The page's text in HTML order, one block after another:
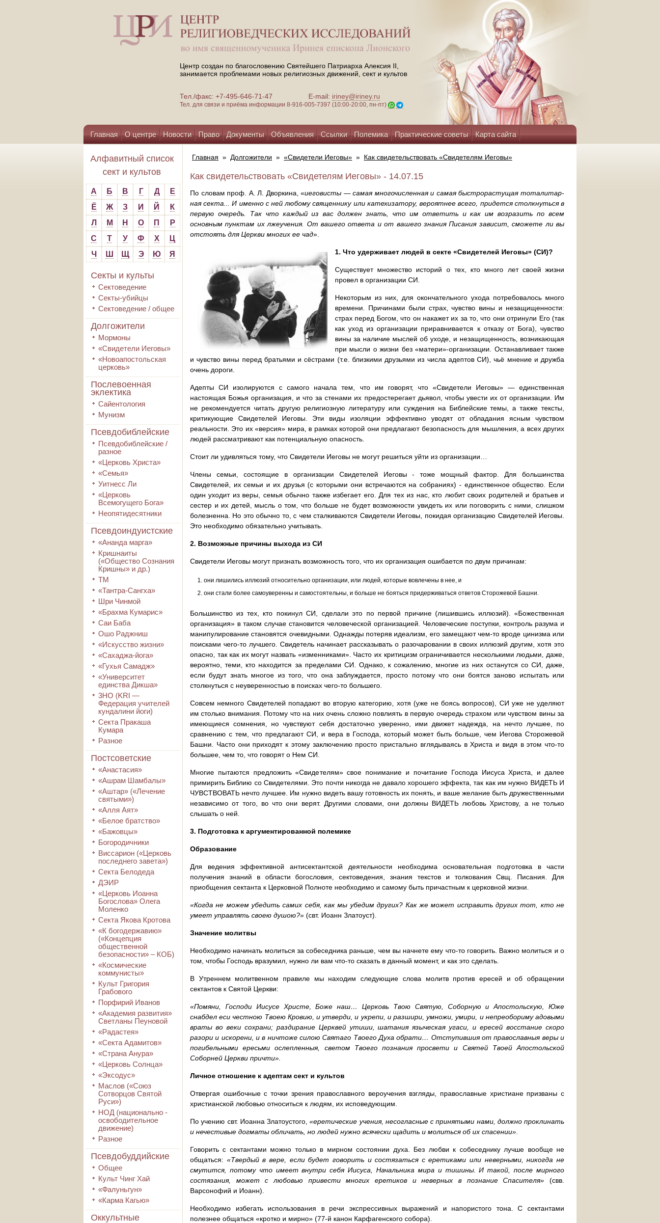
Центр создан по благословению Святейшего Патриарха Алексия II,
занимается проблемами новых религиозных движений, сект и культов
Тел./факс: +7-495-646-71-47 E-mail: iriney@iriney.ru
Тел. для связи и приёма информации 8-916-005-7397 (10:00-20:00, пн-пт)
Главная О центре Новости Право Документы Объявления Ссылки Полемика Практические советы Карта сайта
Помощь центру
Алфавитный список
сект и культов
А Б В Г Д
Е
Ё
Ж З И Й
К
Л
М Н О П
Р
С
Т У Ф Х
Ц
Ч
Ш Щ Э Ю Я
Секты и культы
Сектоведение
Секты-убийцы
Сектоведение / общее
Долгожители
Мормоны
«Свидетели Иеговы»
«Новоапостольская
церковь»
Послевоенная
эклектика
Сайентология
Мунизм
Псевдобиблейские
Псевдобиблейские /
разное
«Церковь Христа»
«Семья»
Уитнесс Ли
«Церковь
Всемогущего Бога»
Неопятидесятники
Псевдоиндуистские
«Ананда марга»
Кришнаиты
(«Общество Сознания
Кришны» и др.)
ТМ
«Тантра-Сангха»
Шри Чинмой
«Брахма Кумарис»
Саи Баба
Ошо Раджниш
«Искусство жизни»
«Сахаджа-йога»
«Гухья Самадж»
«Университет
единства Дикша»
3HO (KRI ―
Федерация учителей
кундалини йоги)
Секта Пракаша
Кумара
Разное
Постсоветские
«Анастасия»
«Ашрам Шамбалы»
«Аштар» («Лечение
святыми»)
«Алля Аят»
«Белое братство»
«Бажовцы»
Богородичники
Виссарион («Церковь
последнего завета»)
Секта Белодеда
ДЭИР
«Церковь Иоанна
Богослова» Олега
Моленко
Секта Якова Кротова
«К богодержавию»
(«Концепция
общественной
безопасности» – КОБ)
«Космические
коммунисты»
Культ Григория
Грабового
Порфирий Иванов
«Академия развития»
Светланы Пеуновой
«Радастея»
«Секта Адамитов»
«Страна Анура»
«Церковь Солнца»
«Эксодус»
Маслов («Союз
Сотворцов Святой
Руси»)
НОД (национально -
освободительное
движение)
Разное
Псевдобуддийские
Общее
Культ Чинг Хай
«Фалуньгун»
«Карма Кагью»
Оккультные
Главная » Долгожители » «Свидетели Иеговы» » Как свидетельствовать «Свидетелям Иеговы»
Как свидетельствовать «Свидетелям Иеговы» - 14.07.15
По словам проф. А. Л. Дворкина, «иеговисты — самая многочисленная и самая быстрорастущая тоталитар­
ная секта... И именно с ней любому священнику или катехизатору, вероят­нее всего, придется столкнуться в
первую очередь. Так что каждый из вас должен знать, что им ответить и как им возра­зить по всем
основным пунктам их лжеучения. От вашего от­вета и от вашего знания Писания зависит, сможете ли вы
от­стоять для Церкви многих ее чад».
1. Что удерживает людей в секте «Свидетелей Иеговы» (СИ)?
Существует множество историй о тех, кто много лет своей жизни
провел в организации СИ.
Некоторым из них, для окончательного ухода потребовалось много
времени. Причинами были страх, чувство вины и незащищенности:
страх перед Богом, что он накажет их за то, что они отринули Его (так
как уход из организации приравнивается к отказу от Бога), чувство
вины за наличие мыслей об уходе, и незащищенность, возникающая
при мысли о жизни без «матери»-организации. Останавливает также
и чувство вины перед братьями и сёстрами (т.е. близкими друзьями из числа адептов СИ), чьё мнение и дружба
очень дороги.
Адепты СИ изолируются с самого начала тем, что им говорят, что «Свидетели Иеговы» — единственная
настоящая Божья организация, и что за стенами их предостерегает дьявол, чтобы увести их от организации. Им
не рекомендуется читать другую религиозную литературу или суждения на Библейские темы, а также тексты,
критикующие Свидетелей Иеговы. Эти виды изоляции эффективно уводят от обладания ясным чувством
реальности. Это их «версия» мира, в рамках которой они предлагают безопасность для мышления, а всех других
людей рассматривают как потенциальную опасность.
Стоит ли удивляться тому, что Свидетели Иеговы не могут решиться уйти из организации…
Члены семьи, состоящие в организации Свидетелей Иеговы - тоже мощный фактор. Для большинства
Свидетелей, их семьи и их друзья (с которыми они встречаются на собраниях) - единственное общество. Если
один уходит из веры, семья обычно также избегает его. Для тех из нас, кто любит своих родителей и братьев и
сестер и их детей, мысль о том, что больше не будет возможности увидеть их или поговорить с ними, слишком
болезненна. Но это обычно то, с чем сталкиваются Свидетели Иеговы, покидая организацию Свидетелей Иеговы.
Это необходимо обязательно учитывать.
2. Возможные причины выхода из СИ
Свидетели Иеговы могут признать возможность того, что их организация ошибается по двум причинам:
они лишились иллюзий относительно организации, или людей, которые вовлечены в нее, и
они стали более самоуверенны и самостоятельны, и больше не бояться придерживаться ответов Сторожевой Башни.
Большинство из тех, кто покинул СИ, сделали это по первой причине (лишившись иллюзий). «Божественная
организация» в таком случае становится человеческой организацией. Человеческие поступки, контроль разума и
манипулирование становятся очевидными. Однажды потеряв идеализм, его замещают чем-то вроде цинизма или
поисками чего-то лучшего. Свидетель начинает рассказывать о разочаровании в своих иллюзий другим, хотя это
опасно, так как их могут назвать «изменниками». Часто их критицизм ограничивается несколькими людьми, даже,
вероятно, теми, кто находится за пределами СИ. Однако, к сожалению, многие из них останутся со СИ, даже,
если будут знать многое из того, что она заблуждается, просто потому что они боятся заново испытать или
столкнуться с неуверенностью в поисках чего-то большего.
Совсем немного Свидетелей попадают во вторую категорию, хотя (уже не боясь вопросов), СИ уже не уделяют
им столько внимания. Потому что на них очень сложно повлиять в первую очередь страхом или чувством вины за
имеющиеся сомнения, но чувствуют себя достаточно уверенно, ими движет надежда, на нечто лучшее, по
сравнению с тем, что предлагают СИ, и вера в Господа, который может быть больше, чем Иегова Сторожевой
Башни. Часто они приходят к этому заключению просто пристально вглядываясь в Христа и видя в этом что-то
большее, чем то, что говорят о Нем СИ.
Многие пытаются предложить «Свидетелям» свое понимание и почитание Господа Иисуса Христа, и далее
примирить Библию со Свидетелями. Это почти никогда не давало хорошего эффекта, так как им нужно ВИДЕТЬ И
ЧУВСТВОВАТЬ нечто лучшее. Им нужно видеть вашу готовность их понять, и ваше желание быть дружественными
независимо от того, во что они верят. Другими словами, они должны ВИДЕТЬ любовь Христову, а не только
слышать о ней.
3. Подготовка к аргументированной полемике
Образование
Для ведения эффективной антисектантской деятельности необходима основательная подготовка в части
получения знаний в области богословия, сектоведения, знания текстов и толкования Свщ. Писания. Для
приобщения сектанта к Церковной Полноте необходимо и самому быть причастным к церковной жизни.
«Когда не можем убедить самих себя, как мы убедим других? Как же может исправить других тот, кто не
умеет управлять своею душою?» (свт. Иоанн Златоуст).
Значение молитвы
Необходимо начинать молиться за собеседника раньше, чем вы начнете ему что-то говорить. Важно молиться и о
том, чтобы Господь вразумил, нужно ли вам что-то сказать в данный момент, и как это сделать.
В Утреннем молитвенном правиле мы находим следующие слова молитв против ересей и об обращении
сектантов к Святой Церкви:
«Помяни, Господи Иисусе Христе, Боже наш… Церковь Твою Святую, Соборную и Апостольскую, Юже
снабдел еси честною Твоею Кровию, и утверди, и укрепи, и разшири, умножи, умири, и непреобориму адовыми
враты во веки сохрани; раздирание Церквей утиши, шатания языческая угаси, и ересей восстание скоро
разори и искорени, и в ничтоже силою Святаго Твоего Духа обрати… Отступившия от православныя веры и
погибельными ересьми ослепленныя, светом Твоего познания просвети и Святей Твоей Апостольской
Соборней Церкви причти».
Личное отношение к адептам сект и культов
Отвергая ошибочные с точки зрения православного вероучения взгляды, православные христиане призваны с
христианской любовью относиться к людям, их исповедующим.
По учению свт. Иоанна Златоустого,«еретические учения, несогласные с принятыми нами, должно проклинать
и нечестивые догматы обличать, но людей нужно всячески щадить и молиться об их спасении»
Говорить с сектантами можно только в мирном состоянии духа. Без любви к собеседнику лучше вообще не
общаться: «Твердый в вере, если будет говорить и состязаться с еретиками или неверными, никогда не
смутится, потому что имеет внутри себя Иисуса, Начальника мира и тишины. И такой, после мирного
состязания, может с любовью привести многих еретиков и неверных в познание Спасителя» (свв.
Варсонофий и Иоанн).
Необходимо избегать использования в речи экспрессивных выражений и напористого тона. С сектантами
полезнее общаться «кротко и мирно» (77-й канон Карфагенского собора).